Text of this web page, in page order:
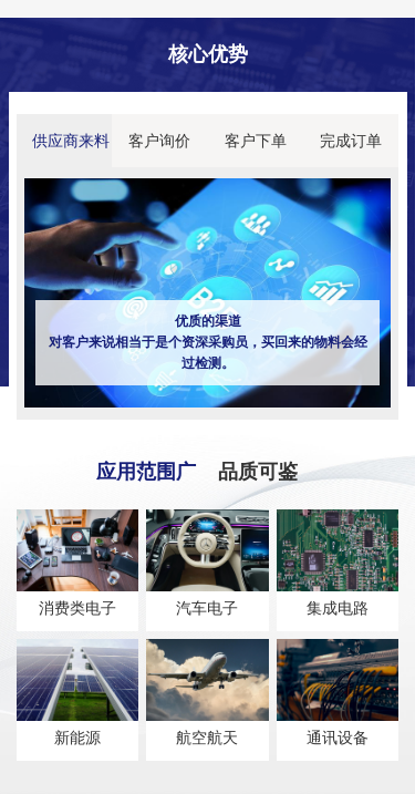
核心优势
供应商来料 客户询价 客户下单 完成订单
优质的渠道
对客户来说相当于是个资深采购员，买回来的物料会经
过检测。
应用范围广 品质可鉴
消费类电子 汽车电子 集成电路
新能源 航空航天 通讯设备